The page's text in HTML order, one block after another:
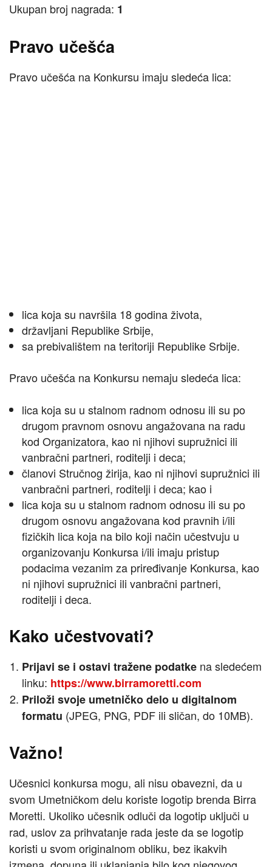
Ukupan broj nagrada: 1
Pravo učešća
Pravo učešća na Konkursu imaju sledeća lica:
lica koja su navršila 18 godina života,
državljani Republike Srbije,
sa prebivalištem na teritoriji Republike Srbije.
Pravo učešća na Konkursu nemaju sledeća lica:
lica koja su u stalnom radnom odnosu ili su po
drugom pravnom osnovu angažovana na radu
kod Organizatora, kao ni njihovi supružnici ili
vanbračni partneri, roditelji i deca;
članovi Stručnog žirija, kao ni njihovi supružnici ili
vanbračni partneri, roditelji i deca; kao i
lica koja su u stalnom radnom odnosu ili su po
drugom osnovu angažovana kod pravnih i/ili
fizičkih lica koja na bilo koji način učestvuju u
organizovanju Konkursa i/ili imaju pristup
podacima vezanim za priređivanje Konkursa, kao
ni njihovi supružnici ili vanbračni partneri,
roditelji i deca.
Kako učestvovati?
Prijavi se i ostavi tražene podatke na sledećem
linku: https://www.birramoretti.com
Priloži svoje umetničko delo u digitalnom
formatu (JPEG, PNG, PDF ili sličan, do 10MB).
Važno!
Učesnici konkursa mogu, ali nisu obavezni, da u
svom Umetničkom delu koriste logotip brenda Birra
Moretti. Ukoliko učesnik odluči da logotip uključi u
rad, uslov za prihvatanje rada jeste da se logotip
koristi u svom originalnom obliku, bez ikakvih